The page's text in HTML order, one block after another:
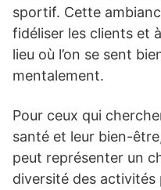
sportif. Cette
fidéliser les clients et
lieu où l’on se sent
mentalement.
Pour ceux qui
santé et leur bien-
peut représenter un
diversité des activités